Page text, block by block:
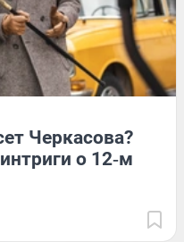
Черкасова?
о 12‑м